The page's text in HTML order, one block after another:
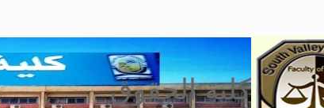
كلية الحقوق